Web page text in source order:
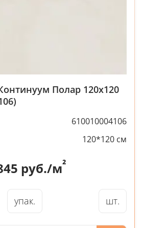
Полар 120x120
610010004106
120*120 см
руб./м²
упак. шт.